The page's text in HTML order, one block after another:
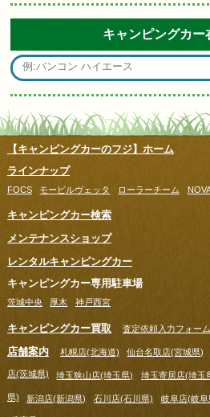
キャンピングカー
【キャンピングカーのフジ】ホーム
ラインナップ
FOCS モービルヴェッタ ローラーチーム
キャンピングカー検索
メンテナンスショップ
レンタルキャンピングカー
キャンピングカー専用駐車場
茨城中央 厚木 神戸西宮
キャンピングカー買取 査定依頼入力フォーム
店舗案内 札幌店(北海道) 仙台名取店(宮城県)
店(茨城県) 埼玉狭山店(埼玉県) 埼玉寄居店(埼玉
県) 新潟店(新潟県) 石川店(石川県) 岐阜店(岐阜